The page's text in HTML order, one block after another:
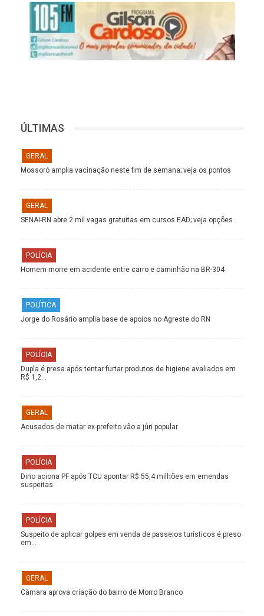
ÚLTIMAS
GERAL
Mossoró amplia vacinação neste fim de semana; veja os pontos
GERAL
SENAI-RN abre 2 mil vagas gratuitas em cursos EAD; veja opções
POLÍCIA
Homem morre em acidente entre carro e caminhão na BR-304
POLÍTICA
Jorge do Rosário amplia base de apoios no Agreste do RN
POLÍCIA
Dupla é presa após tentar furtar produtos de higiene avaliados em
R$ 1,2…
GERAL
Acusados de matar ex-prefeito vão a júri popular
POLÍCIA
Dino aciona PF após TCU apontar R$ 55,4 milhões em emendas
suspeitas
POLÍCIA
Suspeito de aplicar golpes em venda de passeios turísticos é preso
em…
GERAL
Câmara aprova criação do bairro de Morro Branco